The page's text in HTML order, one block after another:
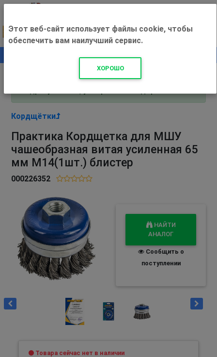
+500 ₽
Внимание! С 3 августа магазин работает по
Кордщётки
Практика Кордщетка для МШУ
чашеобразная витая усиленная 65
мм М14(1шт.) блистер
000226352
НАЙТИ
АНАЛОГ
Сообщить о
поступлении
Товара сейчас нет в наличии
Этот веб-сайт использует файлы cookie, чтобы
обеспечить вам наилучший сервис.
ХОРОШО